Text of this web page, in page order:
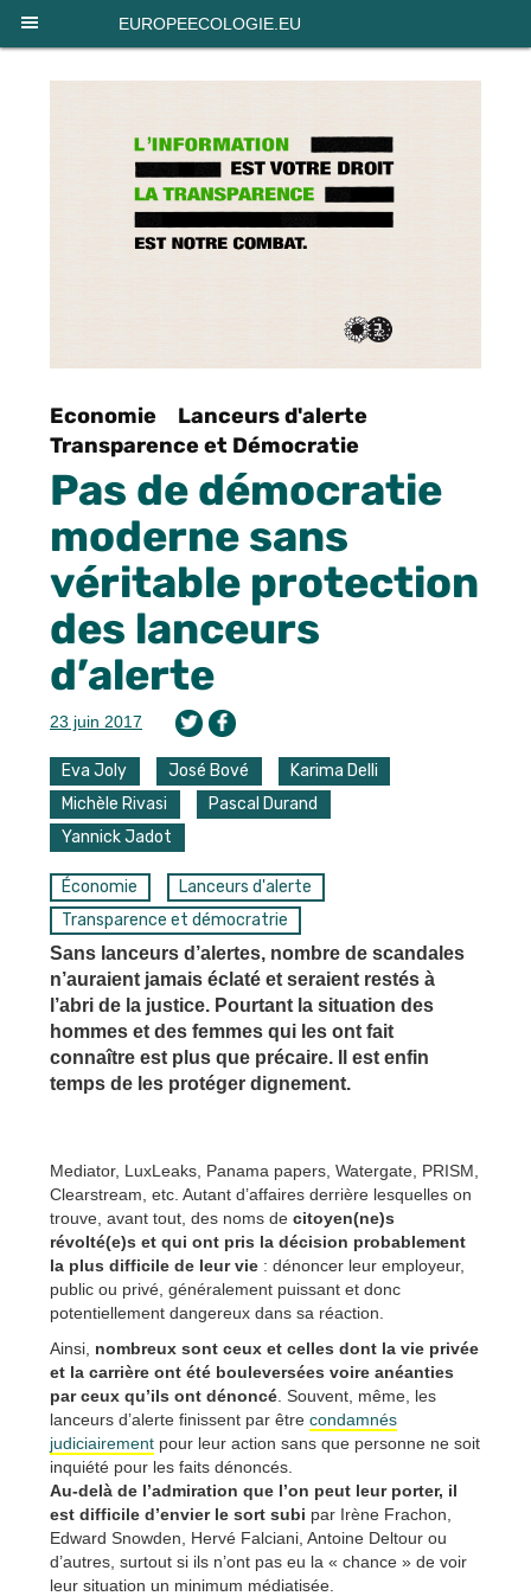
EUROPEECOLOGIE.EU
Economie
Lanceurs d'alerte
Transparence et Démocratie
Pas de démocratie
moderne sans
véritable protection
des lanceurs
d’alerte
23 juin 2017
Eva Joly José Bové
Karima Delli
Michèle Rivasi
Pascal Durand
Yannick Jadot
Économie
Lanceurs d'alerte
Transparence et démocratrie
Sans lanceurs d’alertes, nombre de scandales
n’auraient jamais éclaté et seraient restés à
l’abri de la justice. Pourtant la situation des
hommes et des femmes qui les ont fait
connaître est plus que précaire. Il est enfin
temps de les protéger dignement.
Mediator, LuxLeaks, Panama papers, Watergate, PRISM,
Clearstream, etc. Autant d’affaires derrière lesquelles on
trouve, avant tout, des noms de citoyen(ne)s
révolté(e)s et qui ont pris la décision probablement
la plus difficile de leur vie : dénoncer leur employeur,
public ou privé, généralement puissant et donc
potentiellement dangereux dans sa réaction.
Ainsi, nombreux sont ceux et celles dont la vie privée
et la carrière ont été bouleversées voire anéanties
par ceux qu’ils ont dénoncé . Souvent, même, les
lanceurs d’alerte finissent par être condamnés
judiciairement pour leur action sans que personne ne soit
inquiété pour les faits dénoncés.
Au-delà de l’admiration que l’on peut leur porter, il
est difficile d’envier le sort subi par Irène Frachon,
Edward Snowden, Hervé Falciani, Antoine Deltour ou
d’autres, surtout si ils n’ont pas eu la « chance » de voir
leur situation un minimum médiatisée.